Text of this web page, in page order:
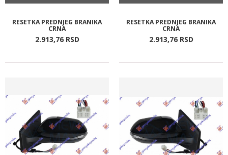
RESETKA PREDNJEG BRANIKA
CRNA
2.913,76 RSD
RESETKA PREDNJEG BRANIKA
CRNA
2.913,76 RSD